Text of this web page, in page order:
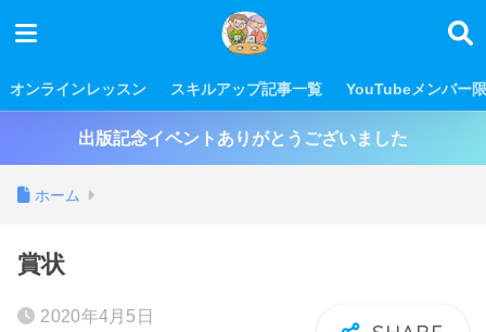
オンラインレッスン スキルアップ記事一覧 YouTubeメンバー
出版記念イベントありがとうございました
ホーム
賞状
2020年4月5日